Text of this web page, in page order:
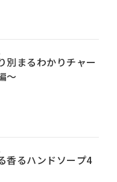
別まるわかりチャー
～
香るハンドソープ4